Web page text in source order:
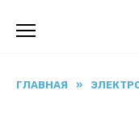
ГЛАВНАЯ »